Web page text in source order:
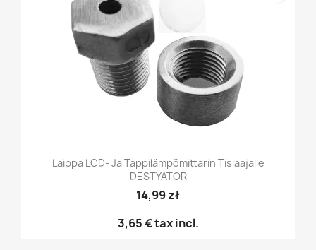
Laippa LCD- Ja Tappilämpömittarin Tislaajalle
DESTYATOR
14,99 zł
3,65 €tax incl.